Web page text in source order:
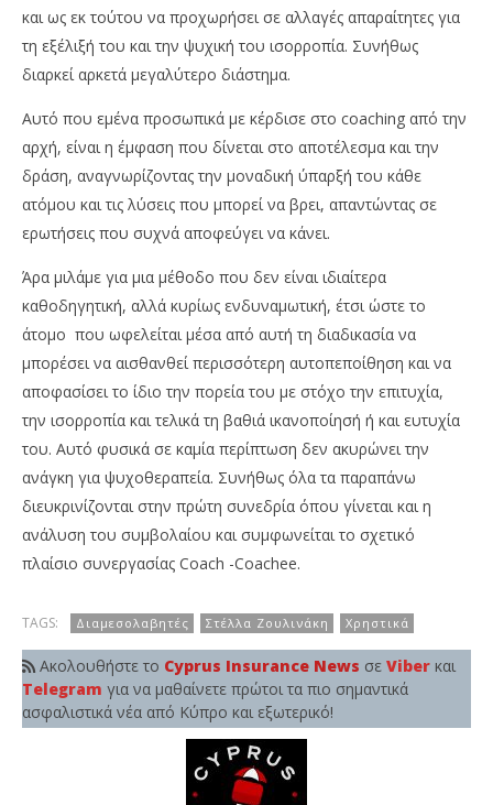
και ως εκ τούτου να προχωρήσει σε αλλαγές απαραίτητες για
τη εξέλιξή του και την ψυχική του ισορροπία. Συνήθως
διαρκεί αρκετά μεγαλύτερο διάστημα.
Αυτό που εμένα προσωπικά με κέρδισε στο coaching από την
αρχή, είναι η έμφαση που δίνεται στο αποτέλεσμα και την
δράση, αναγνωρίζοντας την μοναδική ύπαρξή του κάθε
ατόμου και τις λύσεις που μπορεί να βρει, απαντώντας σε
ερωτήσεις που συχνά αποφεύγει να κάνει.
Άρα μιλάμε για μια μέθοδο που δεν είναι ιδιαίτερα
καθοδηγητική, αλλά κυρίως ενδυναμωτική, έτσι ώστε το
άτομο που ωφελείται μέσα από αυτή τη διαδικασία να
μπορέσει να αισθανθεί περισσότερη αυτοπεποίθηση και να
αποφασίσει το ίδιο την πορεία του με στόχο την επιτυχία,
την ισορροπία και τελικά τη βαθιά ικανοποίησή ή και ευτυχία
του. Αυτό φυσικά σε καμία περίπτωση δεν ακυρώνει την
ανάγκη για ψυχοθεραπεία. Συνήθως όλα τα παραπάνω
διευκρινίζονται στην πρώτη συνεδρία όπου γίνεται και η
ανάλυση του συμβολαίου και συμφωνείται το σχετικό
πλαίσιο συνεργασίας Coach -Coachee.
TAGS: Διαμεσολαβητές Στέλλα Ζουλινάκη Χρηστικά
Ακολουθήστε το Cyprus Insurance News σε Viber και
Telegram για να μαθαίνετε πρώτοι τα πιο σημαντικά
ασφαλιστικά νέα από Κύπρο και εξωτερικό!